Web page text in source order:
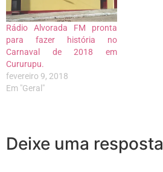
Rádio Alvorada FM pronta
para fazer história no
Carnaval de 2018 em
Cururupu.
fevereiro 9, 2018
Em "Geral"
Deixe uma resposta